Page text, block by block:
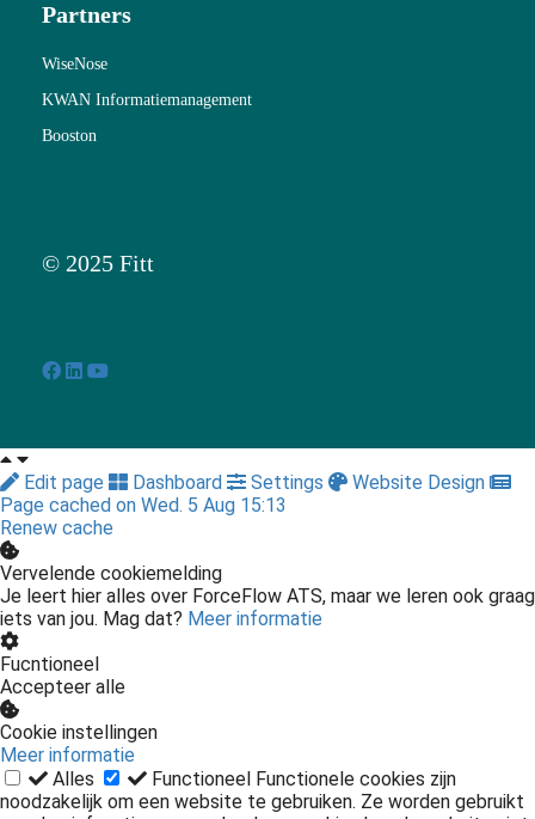
Partners
WiseNose
KWAN Informatiemanagement
Booston
© 2025 Fitt
Edit page Dashboard Settings
Website Design
Page cached on Wed. 5 Aug 15:13
Renew cache
Vervelende cookiemelding
Je leert hier alles over ForceFlow ATS, maar we leren ook graag
iets van jou. Mag dat? Meer informatie
Fucntioneel
Accepteer alle
Cookie instellingen
Meer informatie
Alles
Functioneel Functionele cookies zijn
noodzakelijk om een website te gebruiken. Ze worden gebruikt